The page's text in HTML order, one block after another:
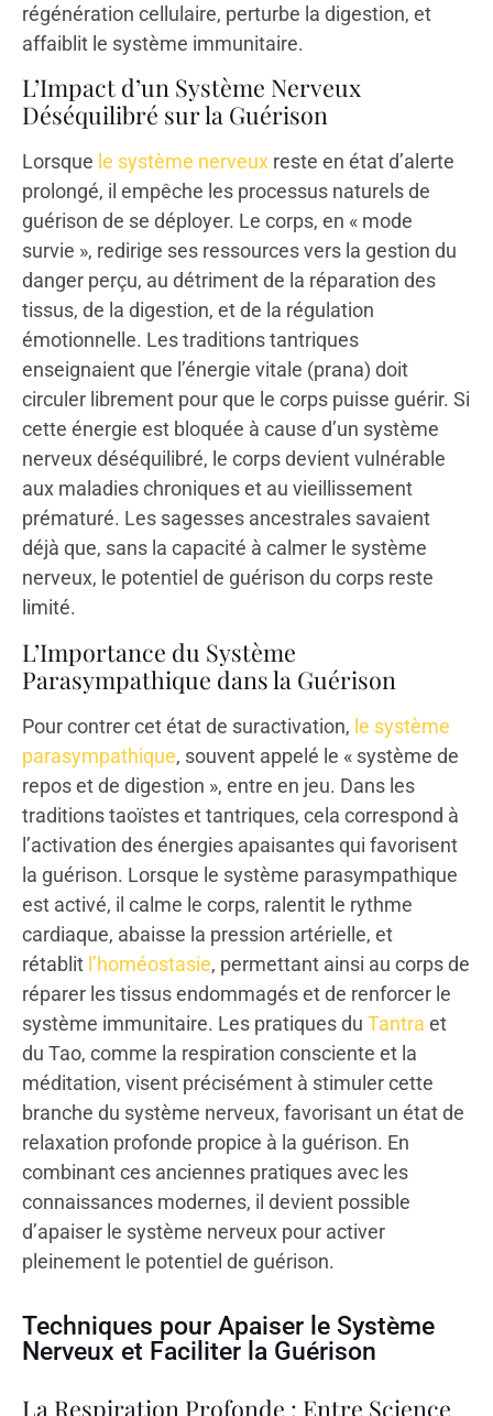
régénération cellulaire, perturbe la digestion, et
affaiblit le système immunitaire.
L’Impact d’un Système Nerveux
Déséquilibré sur la Guérison
Lorsque le système nerveux reste en état d’alerte
prolongé, il empêche les processus naturels de
guérison de se déployer. Le corps, en « mode
survie », redirige ses ressources vers la gestion du
danger perçu, au détriment de la réparation des
tissus, de la digestion, et de la régulation
émotionnelle. Les traditions tantriques
enseignaient que l’énergie vitale (prana) doit
circuler librement pour que le corps puisse guérir. Si
cette énergie est bloquée à cause d’un système
nerveux déséquilibré, le corps devient vulnérable
aux maladies chroniques et au vieillissement
prématuré. Les sagesses ancestrales savaient
déjà que, sans la capacité à calmer le système
nerveux, le potentiel de guérison du corps reste
limité.
L’Importance du Système
Parasympathique dans la Guérison
Pour contrer cet état de suractivation, le système
parasympathique, souvent appelé le « système de
repos et de digestion », entre en jeu. Dans les
traditions taoïstes et tantriques, cela correspond à
l’activation des énergies apaisantes qui favorisent
la guérison. Lorsque le système parasympathique
est activé, il calme le corps, ralentit le rythme
cardiaque, abaisse la pression artérielle, et
rétablit l’homéostasie, permettant ainsi au corps de
réparer les tissus endommagés et de renforcer le
système immunitaire. Les pratiques du Tantra et
du Tao, comme la respiration consciente et la
méditation, visent précisément à stimuler cette
branche du système nerveux, favorisant un état de
relaxation profonde propice à la guérison. En
combinant ces anciennes pratiques avec les
connaissances modernes, il devient possible
d’apaiser le système nerveux pour activer
pleinement le potentiel de guérison.
Techniques pour Apaiser le Système
Nerveux et Faciliter la Guérison
La Respiration Profonde : Entre Science